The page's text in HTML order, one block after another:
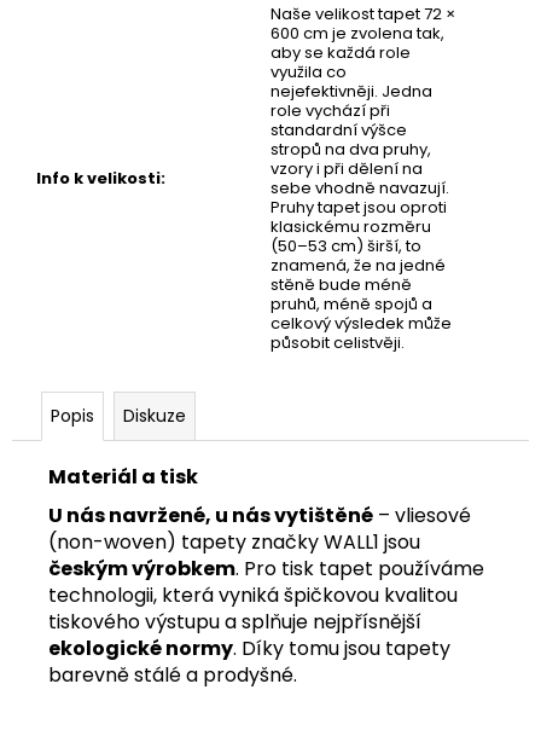
Info k velikosti:
Naše velikost tapet 72 ×
600 cm je zvolena tak,
aby se každá role
využila co
nejefektivněji. Jedna
role vychází při
standardní výšce
stropů na dva pruhy,
vzory i při dělení na
sebe vhodně navazují.
Pruhy tapet jsou oproti
klasickému rozměru
(50–53 cm) širší, to
znamená, že na jedné
stěně bude méně
pruhů, méně spojů a
celkový výsledek může
působit celistvěji.
Popis Diskuze
Materiál a tisk
U nás navržené, u nás vytištěné – vliesové
(non-woven) tapety značky WALL1 jsou
českým výrobkem. Pro tisk tapet používáme
technologii, která vyniká špičkovou kvalitou
tiskového výstupu a splňuje nejpřísnější
ekologické normy. Díky tomu jsou tapety
barevně stálé a prodyšné.
NET